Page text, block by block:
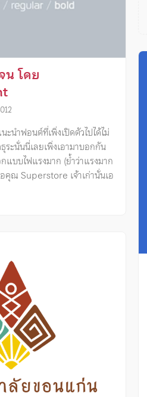
น โดย
ะนำฟอนต์ที่เพิ่งเปิดตัวไปได้ไม่
ะนั่นนี่เลยเพิ่งเอามาบอกกัน
บบไฟแรงมาก (ย้ำว่าแรงมาก
คุณ Superstore เจ้าเก่านั่นเอ